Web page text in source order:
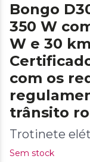
Bongo
350 W
W e 30
com os
trânsito
Trotinete
Sem stock